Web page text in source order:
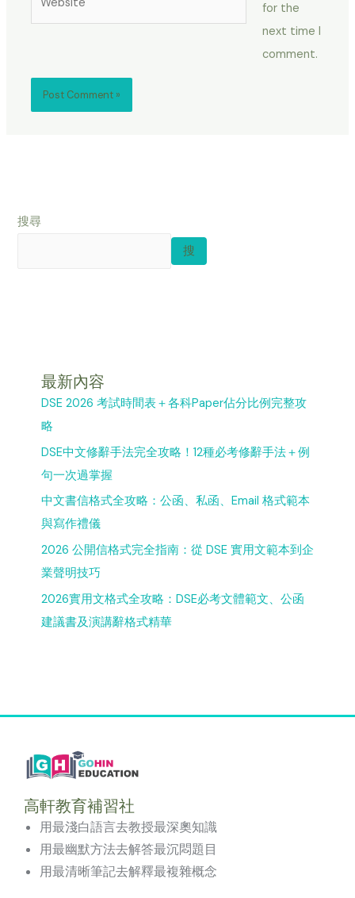
for the
next time I
comment.
搜尋
搜
最新內容
DSE 2026 考試時間表＋各科Paper佔分比例完整攻
略
DSE中文修辭手法完全攻略！12種必考修辭手法＋例
句一次過掌握
中文書信格式全攻略：公函、私函、Email 格式範本
與寫作禮儀
2026 公開信格式完全指南：從 DSE 實用文範本到企
業聲明技巧
2026實用文格式全攻略：DSE必考文體範文、公函
建議書及演講辭格式精華
高軒教育補習社
用最淺白語言去教授最深奧知識
用最幽默方法去解答最沉悶題目
用最清晰筆記去解釋最複雜概念